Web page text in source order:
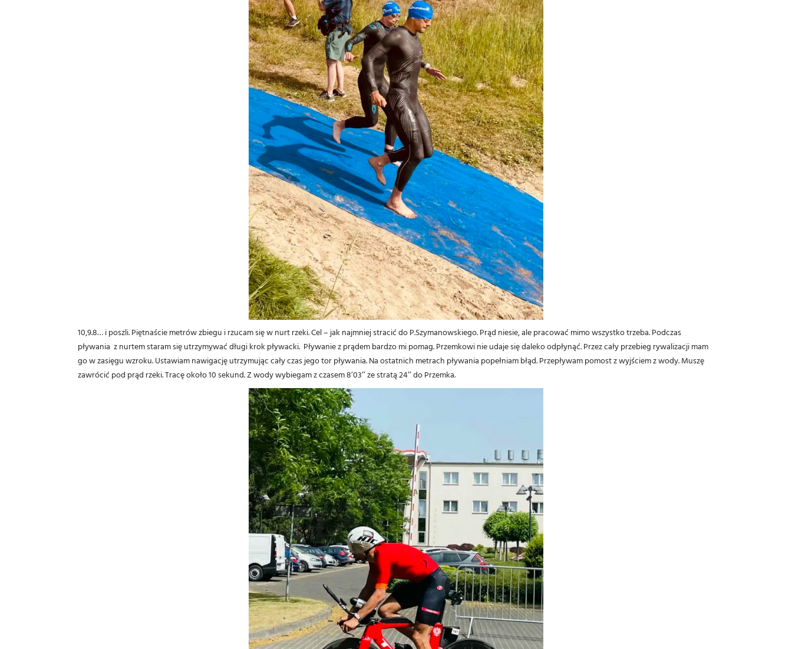
10,9.8… i poszli. Piętnaście metrów zbiegu i rzucam się w nurt rzeki. Cel – jak najmniej stracić do P.Szymanowskiego. Prąd niesie, ale pracować mimo wszystko trzeba. Podczas
pływania z nurtem staram się utrzymywać długi krok pływacki. Pływanie z prądem bardzo mi pomag. Przemkowi nie udaje się daleko odpłynąć. Przez cały przebieg rywalizacji mam
go w zasięgu wzroku. Ustawiam nawigację utrzymując cały czas jego tor pływania. Na ostatnich metrach pływania popełniam błąd. Przepływam pomost z wyjściem z wody. Muszę
zawrócić pod prąd rzeki. Tracę około 10 sekund. Z wody wybiegam z czasem 8’03’’ ze stratą 24’’ do Przemka.